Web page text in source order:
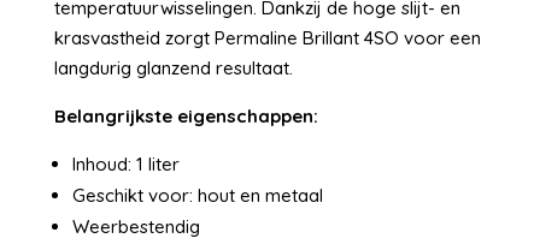
temperatuurwisselingen. Dankzij de hoge slijt- en
krasvastheid zorgt Permaline Brillant 4SO voor een
langdurig glanzend resultaat.
Belangrijkste eigenschappen:
Inhoud: 1 liter
Geschikt voor: hout en metaal
Weerbestendig